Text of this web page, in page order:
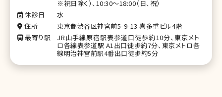
※祝日除く）、10:30～18:00（日、祝）
休診日
水
住所
東京都渋谷区神宮前5-9-13 喜多重ビル4階
最寄り駅
JR山手線原宿駅表参道口徒歩約10分、東京メト
ロ各線表参道駅 A1出口徒歩約7分、東京メトロ各
線明治神宮前駅4番出口徒歩約5分